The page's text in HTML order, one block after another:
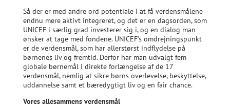
Så der er med andre ord potentiale i at få verdensmålene
endnu mere aktivt integreret, og det er en dagsorden, som
UNICEF i særlig grad investerer sig i, og en dialog man
ønsker at tage med fondene. UNICEF’s omdrejningspunkt
er de verdensmål, som har allerstørst indflydelse på
børnenes liv og fremtid. Derfor har man udvalgt fem
globale børnemål i direkte forlængelse af de 17
verdensmål, nemlig at sikre børns overlevelse, beskyttelse,
uddannelse samt et bæredygtigt liv og en fair chance.
Vores allesammens verdensmål